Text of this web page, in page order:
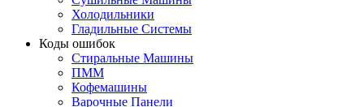
Холодильники
Гладильные Системы
Коды ошибок
Стиральные Машины
ПММ
Кофемашины
Варочные Панели